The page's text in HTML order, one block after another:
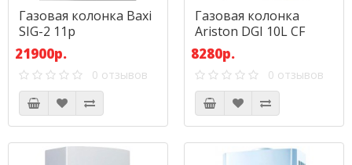
Газовая колонка Baxi
SIG-2 11p
21900р.
0 отзывов
Газовая колонка
Ariston DGI 10L CF
(SUPERLUX)
8280р.
0 отзывов